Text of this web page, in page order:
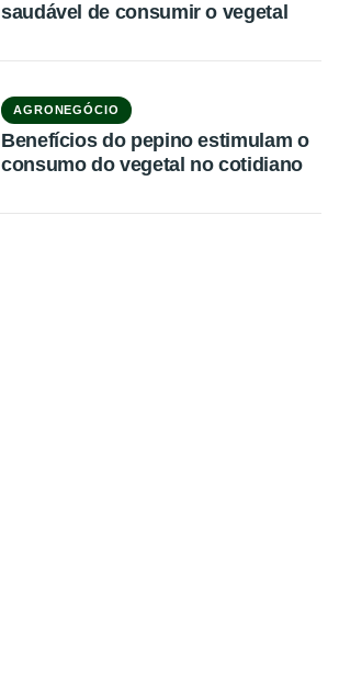
saudável de consumir o vegetal
AGRONEGÓCIO
Benefícios do pepino estimulam o
consumo do vegetal no cotidiano